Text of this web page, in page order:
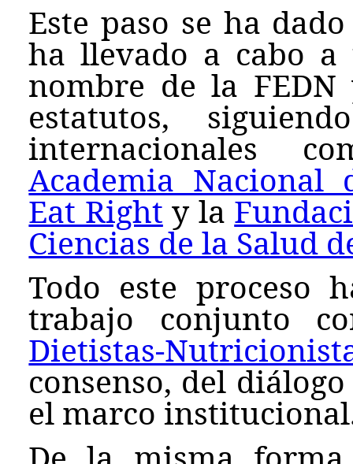
Este paso se ha
ha llevado a cabo
nombre de la
estatutos,
internacionales
Academia Nacional
Eat Right y la
Ciencias de la Salud
Todo este proceso
trabajo conjunto
Dietistas-
consenso, del
el marco